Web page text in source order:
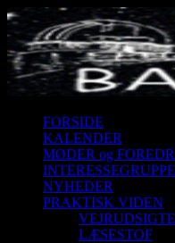
FORSIDE
KALENDER
MØDER og
NYHEDER
PRAKTISK VIDEN
LÆSESTOF